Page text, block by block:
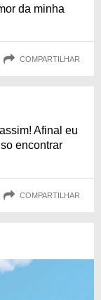
da minha
COMPARTILHAR
Afinal eu
encontrar
COMPARTILHAR